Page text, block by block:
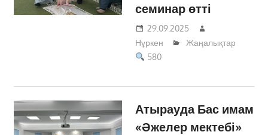
семинар өтті
29.09.2025
Нұркен
Жаңалықтар
580
Атырауда Бас имам
«Әжелер мектебі»